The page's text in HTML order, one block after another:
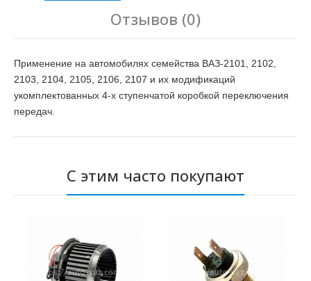
Отзывов (0)
Применение на автомобилях семейства ВАЗ-2101, 2102,
2103, 2104, 2105, 2106, 2107 и их модификаций
укомплектованных 4-х ступенчатой коробкой переключения
передач.
С этим часто покупают